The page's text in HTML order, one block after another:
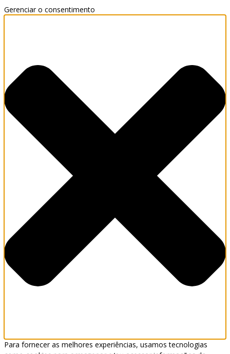
Gerenciar o consentimento
Para fornecer as melhores experiências, usamos tecnologias